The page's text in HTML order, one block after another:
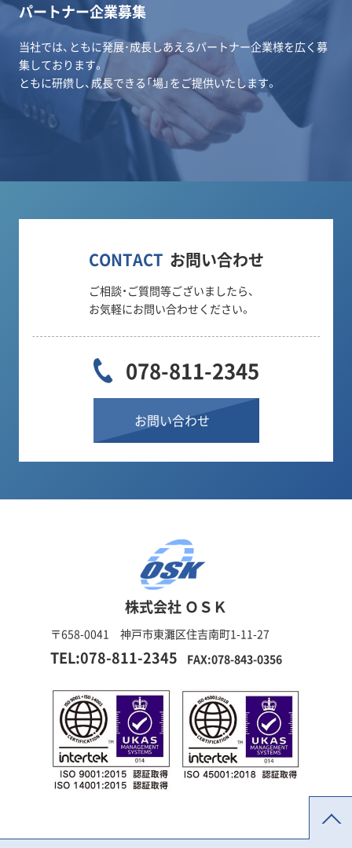
パートナー企業募集
当社では、ともに発展･成長しあえるパートナー企業様を広く募
集しております。
ともに研鑽し、成長できる「場」をご提供いたします。
CONTACT お問い合わせ
ご相談・ご質問等ございましたら、
お気軽にお問い合わせください。
078-811-2345
お問い合わせ
株式会社 ＯＳＫ
〒658-0041 神戸市東灘区住吉南町1-11-27
TEL:078-811-2345 FAX:078-843-0356